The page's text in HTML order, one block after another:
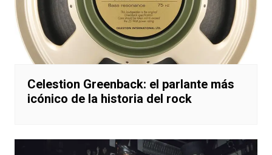
Celestion Greenback: el parlante más
icónico de la historia del rock